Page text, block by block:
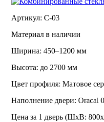
Артикул: С-03
Материал в наличии
Ширина: 450–1200 мм
Высота: до 2700 мм
Цвет профиля: Матовое
Наполнение двери: Oracal
Цена за 1 дверь (ШхВ: